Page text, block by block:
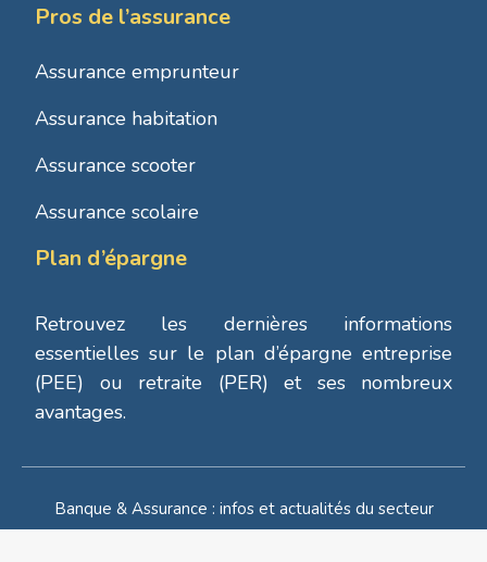
Pros de l’assurance
Assurance emprunteur
Assurance habitation
Assurance scooter
Assurance scolaire
Plan d’épargne
Retrouvez les dernières informations
essentielles sur le plan d’épargne entreprise
(PEE) ou retraite (PER) et ses nombreux
avantages.
Banque & Assurance : infos et actualités du secteur